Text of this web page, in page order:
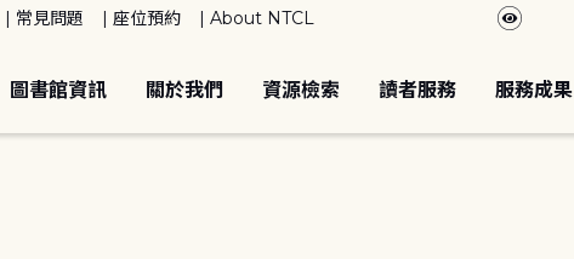
常見問題 座位預約 About NTCL
圖書館資訊 關於我們 資源檢索 讀者服務 服務成果